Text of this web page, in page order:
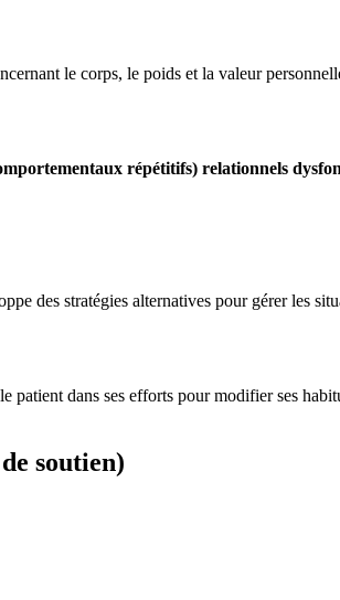
le corps, le poids et la valeur
répétitifs) relationnels
des stratégies alternatives pour gérer les
patient dans ses efforts pour modifier ses
soutien)